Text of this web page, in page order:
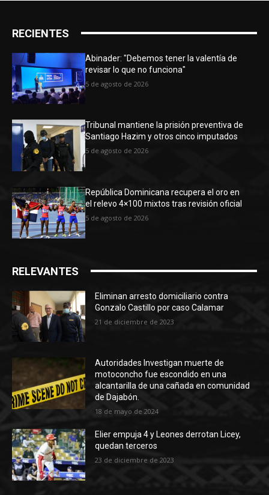
RECIENTES
Abinader: "Debemos tener la valentía de
revisar lo que no funciona"
5 de agosto de 2026
Tribunal mantiene la prisión preventiva de
Santiago Hazim y otros cinco imputados
5 de agosto de 2026
República Dominicana recupera el oro en
el relevo 4×100 mixtos tras revisión oficial
5 de agosto de 2026
RELEVANTES
Eliminan arresto domiciliario contra
Gonzalo Castillo por caso Calamar
21 de diciembre de 2023
Autoridades Investigan muerte de
motoconcho fue escondido en una
alcantarilla de una cañada en comunidad
de Dajabón.
18 de mayo de 2024
Elier empuja 4 y Leones derrotan Licey,
quedan terceros
23 de diciembre de 2023